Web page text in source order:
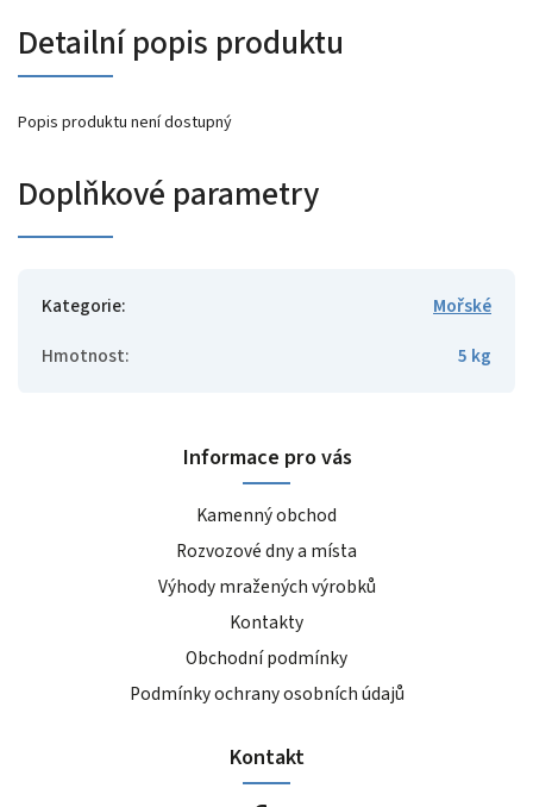
Detailní popis produktu
Popis produktu není dostupný
Doplňkové parametry
Kategorie:
Mořské
Hmotnost: 5 kg
Informace pro vás
Kamenný obchod
Rozvozové dny a místa
Výhody mražených výrobků
Kontakty
Obchodní podmínky
Podmínky ochrany osobních údajů
Kontakt